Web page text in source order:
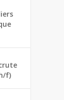
f)